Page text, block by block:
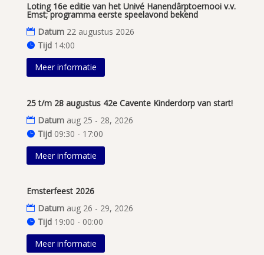
Loting 16e editie van het Univé Hanendârptoernooi v.v.
Emst; programma eerste speelavond bekend
Datum 22 augustus 2026
Tijd 14:00
Meer informatie
25 t/m 28 augustus 42e Cavente Kinderdorp van start!
Datum aug 25 - 28, 2026
Tijd 09:30 - 17:00
Meer informatie
Emsterfeest 2026
Datum aug 26 - 29, 2026
Tijd 19:00 - 00:00
Meer informatie